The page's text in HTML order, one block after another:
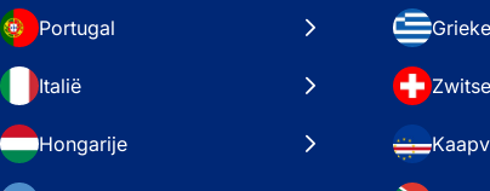
Portugal
Italië
Hongarije